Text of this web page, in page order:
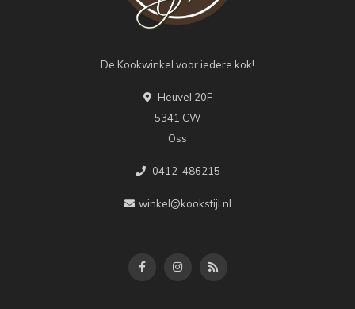
De Kookwinkel voor iedere kok!
Heuvel 20F
5341 CW
Oss
0412-486215
winkel@kookstijl.nl